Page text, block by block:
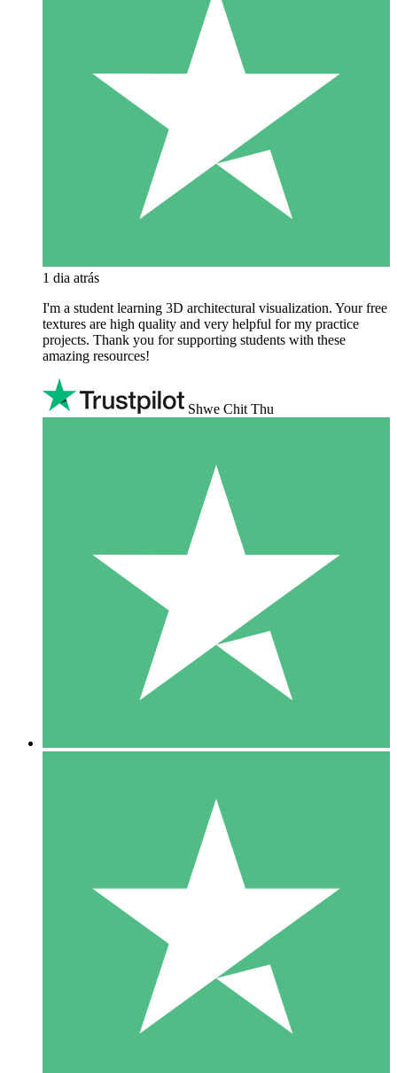
1 dia atrás
I'm a student learning 3D architectural visualization. Your free
textures are high quality and very helpful for my practice
projects. Thank you for supporting students with these
amazing resources!
Shwe Chit Thu